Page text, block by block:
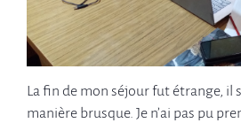
La fin de mon séjour fut étrange, il
manière brusque. Je n’ai pas pu